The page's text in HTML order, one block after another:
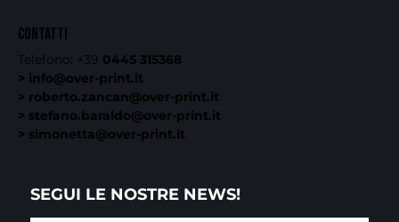
CONTATTI
Telefono: +39 0445 315368
> info@over-print.it
> roberto.zancan@over-print.it
> stefano.baraldo@over-print.it
> simonetta@over-print.it
SEGUI LE NOSTRE NEWS!